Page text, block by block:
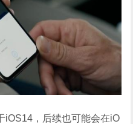
iOS14，后续也可能会在iO